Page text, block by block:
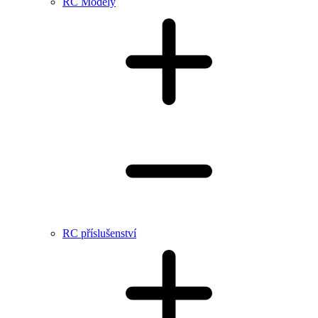
RC příslušenství